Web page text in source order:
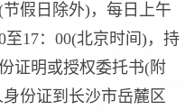
节假日除外)，每日上午
至17：00(北京时间)，持
证明或授权委托书(附
份证到长沙市岳麓区